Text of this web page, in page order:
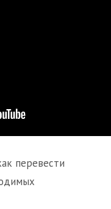
перевести